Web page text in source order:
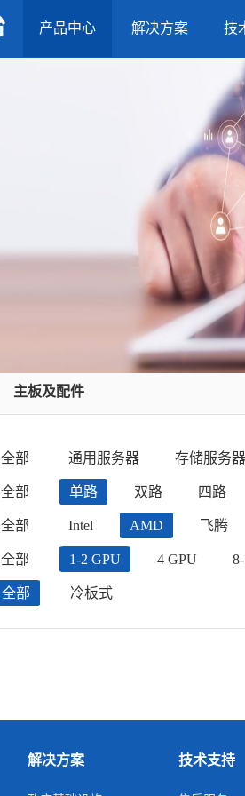
产品中心 解决方案 技
主板及配件
全部 通用服务器 存储服务器
全部 单路 双路 四路
全部 Intel AMD 飞腾
全部 1-2 GPU 4 GPU
全部 冷板式
解决方案 技术支持